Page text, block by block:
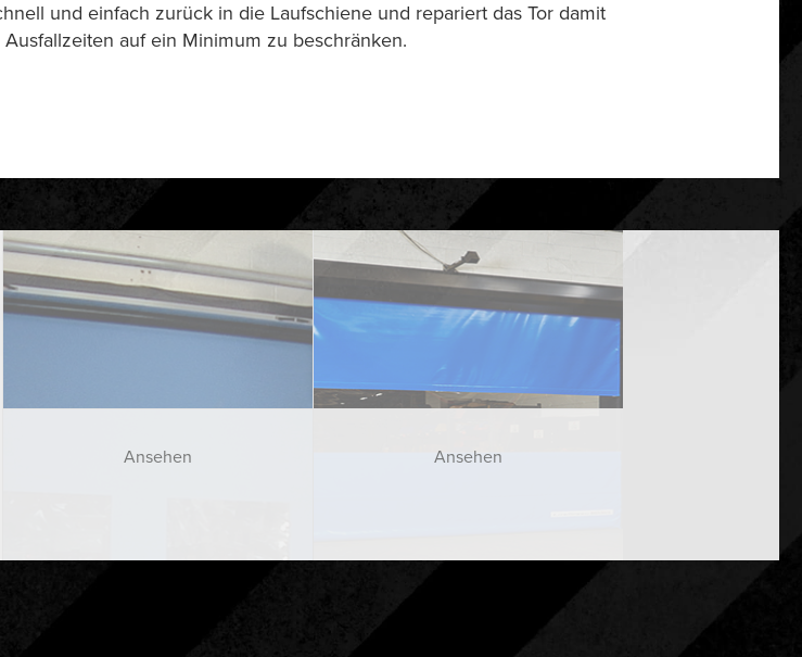
und einfach zurück in die Laufschiene und repariert das Tor damit
auf ein Minimum zu beschränken.
Ansehen Ansehen